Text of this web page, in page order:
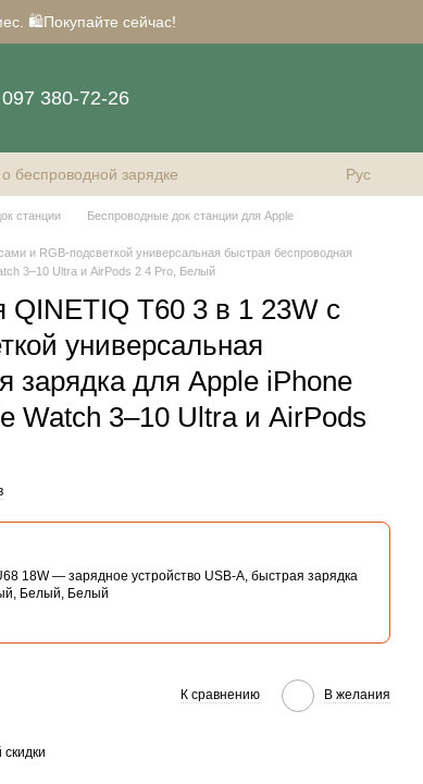
🛍️Покупайте сейчас!
097 380-72-26
беспроводной зарядке Рус
станции
Беспроводные док станции для Apple
и RGB-подсветкой универсальная быстрая беспроводная
3–10 Ultra и AirPods 2 4 Pro, Белый
QINETIQ T60 3 в 1 23W с
универсальная
зарядка для Apple iPhone
Watch 3–10 Ultra и AirPods
18W — зарядное устройство USB-A, быстрая зарядка
Белый, Белый
К сравнению В желания